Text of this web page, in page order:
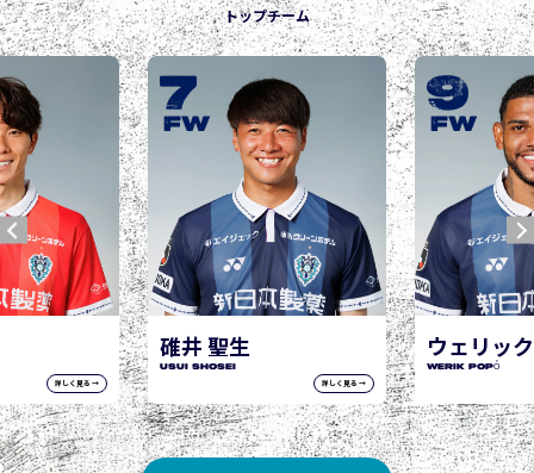
トップチーム
詳しく見る →
ウェリック ポポ
WERIK POPÓ
詳しく見る →
9
FW
城後 寿
JOGO Hisashi
10
FW